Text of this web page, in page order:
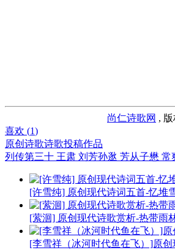
尚仁诗歌网 ,
喜欢 (1)
原创诗歌诗歌投稿作品
列传第三十 王肃 刘芳孙逖 芳从子懋
[许雪纯] 原创现代诗词五首-忆堆
[萦洄] 原创现代诗歌赏析-热带雨
[李雪祥（冰河时代鱼在飞）]原